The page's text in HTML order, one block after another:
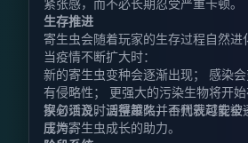
生存推进
寄生虫会随着玩家的生存过程自然进
当疫情不断扩大时：
新的寄生虫变种会逐渐出现； 感染
有侵略性； 更强大的污染生物将开
家必须及时调整策略，否则就可能被
压垮。
换句话说，活得越久并不代表越安
成为寄生虫成长的助力。